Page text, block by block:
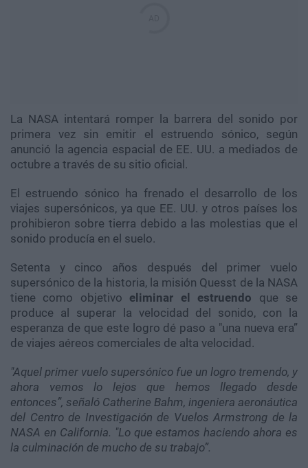
La NASA intentará romper la barrera del sonido por
primera vez sin emitir el estruendo sónico, según
anunció la agencia espacial de EE. UU. a mediados de
octubre a través de su sitio oficial.
El estruendo sónico ha frenado el desarrollo de los
viajes supersónicos, ya que EE. UU. y otros países los
prohibieron sobre tierra debido a las molestias que el
sonido producía en el suelo.
Setenta y cinco años después del primer vuelo
supersónico de la historia, la misión Quesst de la NASA
tiene como objetivo eliminar el estruendo que se
produce al superar la velocidad del sonido, con la
esperanza de que este logro dé paso a "una nueva era”
de viajes aéreos comerciales de alta velocidad.
"Aquel primer vuelo supersónico fue un logro tremendo, y
ahora vemos lo lejos que hemos llegado desde
entonces”, señaló Catherine Bahm, ingeniera aeronáutica
del Centro de Investigación de Vuelos Armstrong de la
NASA en California. "Lo que estamos haciendo ahora es
la culminación de mucho de su trabajo”.